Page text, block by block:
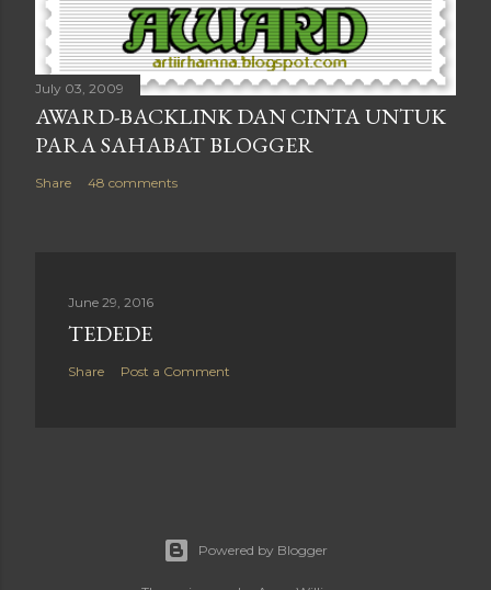
July 03, 2009
AWARD-BACKLINK DAN CINTA UNTUK
PARA SAHABAT BLOGGER
Share 48 comments
June 29, 2016
TEDEDE
Share Post a Comment
Powered by Blogger